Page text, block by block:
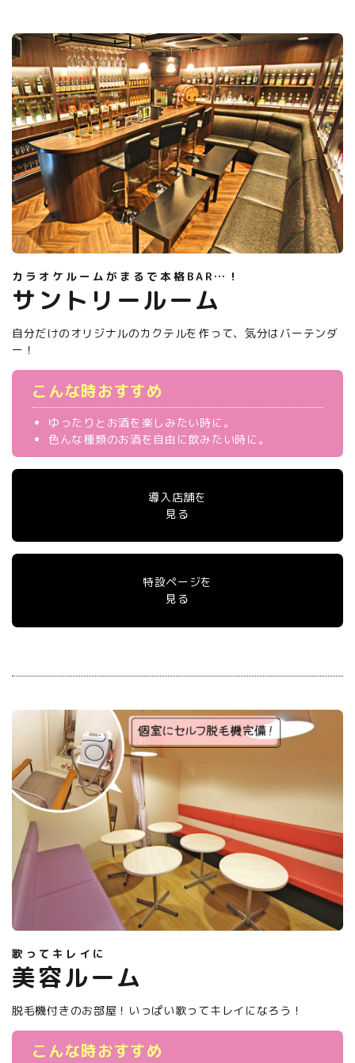
カラオケルームがまるで本格BAR…！
サントリールーム
自分だけのオリジナルのカクテルを作って、 気分はバーテンダ
ー！
こんな時おすすめ
ゆったりとお酒を楽しみたい時に。
色んな種類のお酒を自由に飲みたい時に。
導入店舗を
見る
特設ページを
見る
歌ってキレイに
美容ルーム
脱毛機付きのお部屋！いっぱい歌ってキレイになろう！
こんな時おすすめ